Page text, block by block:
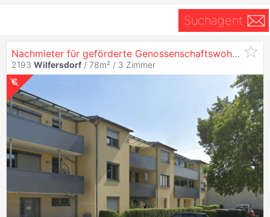
Suchagent
Nachmieter für geförderte Genossenschaftswohnung mit Balkon in zentraler, ruhiger Lage gesucht
2193 Wilfersdorf / 78m² / 3 Zimmer